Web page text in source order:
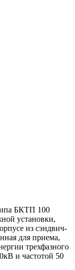
БКТП 100
установки,
из сэндвич-
для приема,
трехфазного
и частотой 50